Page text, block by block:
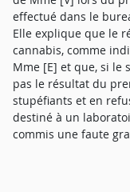
effectué dans le
Elle explique que le
cannabis, comme
Mme [E] et que, si le
pas le résultat du
stupéfiants et en
destiné à un
commis une faute